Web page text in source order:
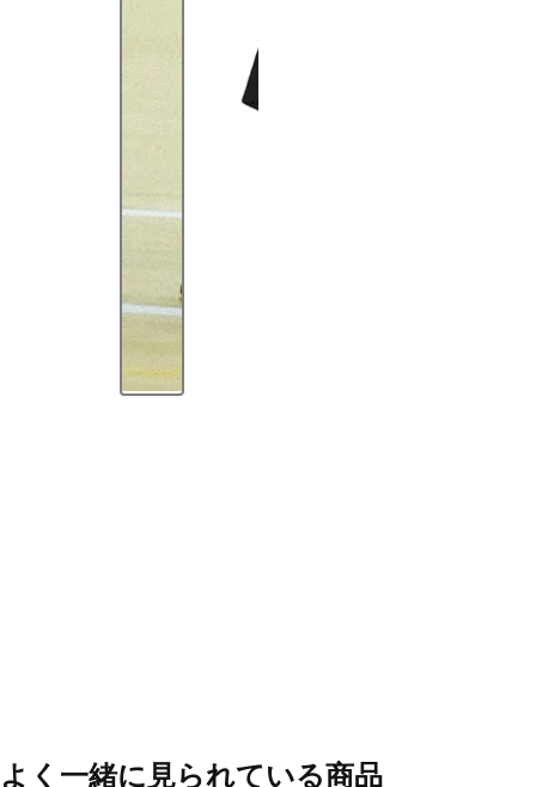
よく一緒に見られている商品